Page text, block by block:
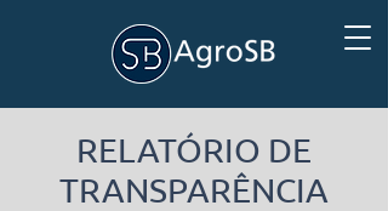
RELATÓRIO DE
TRANSPARÊNCIA